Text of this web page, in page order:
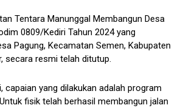
Tentara Manunggal Membangun Desa
0809/Kediri Tahun 2024 yang
Pagung, Kecamatan Semen, Kabupaten
secara resmi telah ditutup.
capaian yang dilakukan adalah program
fisik telah berhasil membangun jalan